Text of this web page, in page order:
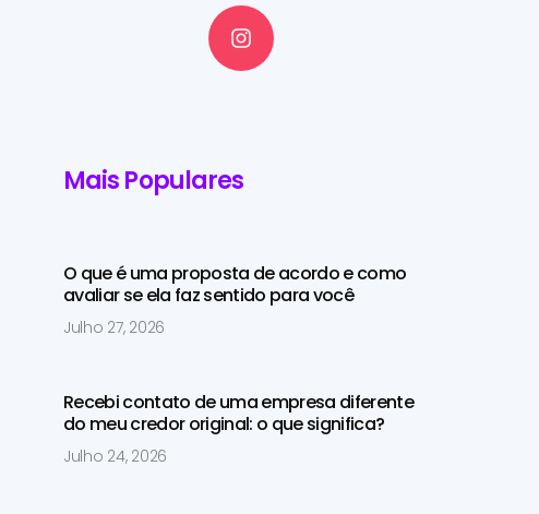
Mais Populares
O que é uma proposta de acordo e como
avaliar se ela faz sentido para você
Julho 27, 2026
Recebi contato de uma empresa diferente
do meu credor original: o que significa?
Julho 24, 2026